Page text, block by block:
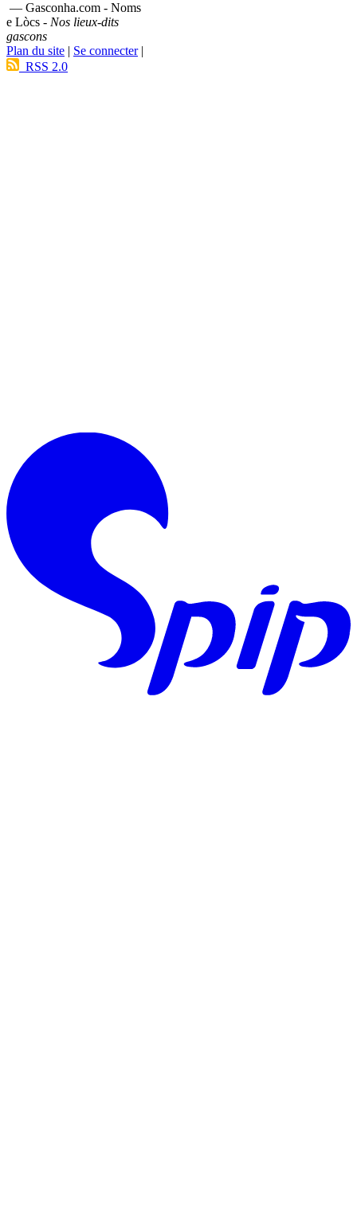
— Gasconha.com - Noms
e Lòcs - Nos lieux-dits
gascons
Plan du site | Se connecter|
RSS 2.0